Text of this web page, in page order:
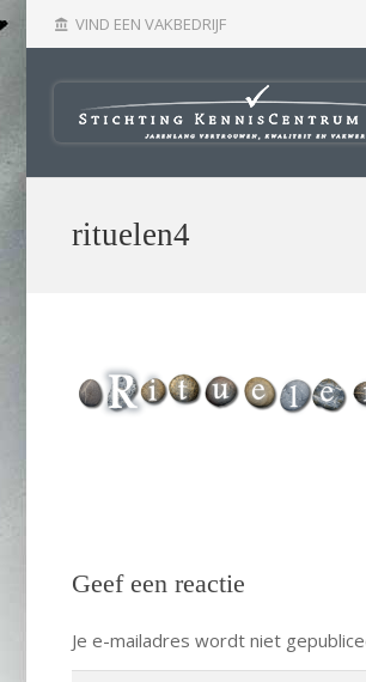
account_balance VIND EEN VAKBEDRIJF
rituelen4
Geef een reactie
Je e-mailadres wordt niet